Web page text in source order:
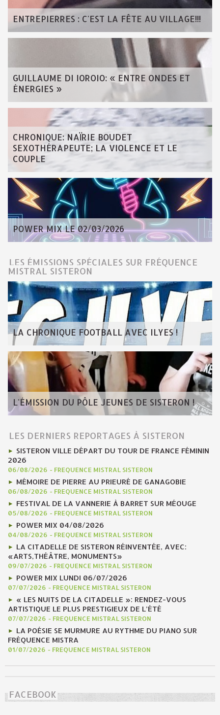
ENTREPIERRES : C'EST LA FÊTE AU VILLAGE!!!
GUILLAUME DI IOROIO: « ENTRE ONDES ET
ÉNERGIES »
CHRONIQUE: NAÏRIE BOUDET
SEXOTHÉRAPEUTE; LA VIOLENCE ET LE
COUPLE
POWER MIX LE 02/03/2026
LES ÉMISSIONS SPÉCIALES SUR FRÉQUENCE
MISTRAL SISTERON
LA CHRONIQUE FOOTBALL AVEC ILYES !
L'ÉMISSION DU PÔLE JEUNES DE SISTERON !
LES DERNIERS REPORTAGES À SISTERON
SISTERON VILLE DÉPART DU TOUR DE FRANCE FÉMININ
2026
06/08/2026 - FREQUENCE MISTRAL SISTERON
MÉMOIRE DE PIERRE AU PRIEURÉ DE GANAGOBIE
06/08/2026 - FREQUENCE MISTRAL SISTERON
FESTIVAL DE LA VANNERIE À BARRET SUR MÉOUGE
05/08/2026 - FREQUENCE MISTRAL SISTERON
POWER MIX 04/08/2026
04/08/2026 - FREQUENCE MISTRAL SISTERON
LA CITADELLE DE SISTERON RÉINVENTÉE, AVEC:
«ARTS,THÉÂTRE, MONUMENTS»
09/07/2026 - FREQUENCE MISTRAL SISTERON
POWER MIX LUNDI 06/07/2026
07/07/2026 - FREQUENCE MISTRAL SISTERON
« LES NUITS DE LA CITADELLE »: RENDEZ-VOUS
ARTISTIQUE LE PLUS PRESTIGIEUX DE L’ÉTÉ
07/07/2026 - FREQUENCE MISTRAL SISTERON
LA POÉSIE SE MURMURE AU RYTHME DU PIANO SUR
FRÉQUENCE MISTRA
01/07/2026 - FREQUENCE MISTRAL SISTERON
FACEBOOK